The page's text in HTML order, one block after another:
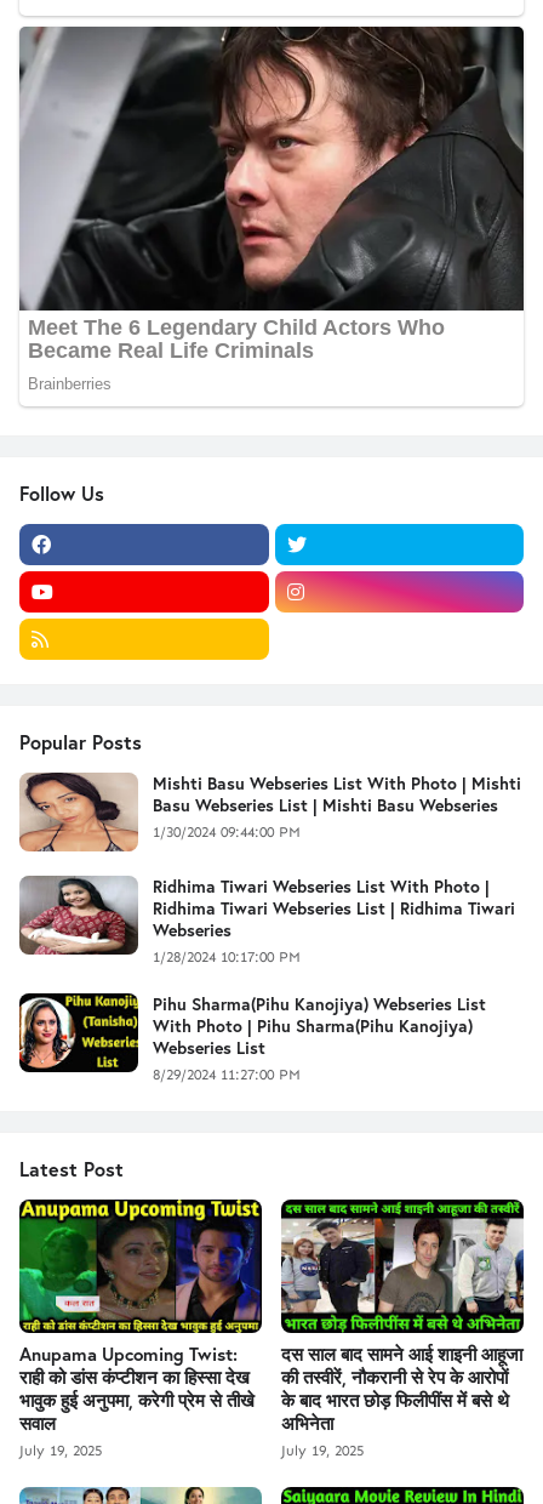
Follow Us
Popular Posts
Mishti Basu Webseries List With Photo | Mishti
Basu Webseries List | Mishti Basu Webseries
1/30/2024 09:44:00 PM
Ridhima Tiwari Webseries List With Photo |
Ridhima Tiwari Webseries List | Ridhima Tiwari
Webseries
1/28/2024 10:17:00 PM
Pihu Sharma(Pihu Kanojiya) Webseries List
With Photo | Pihu Sharma(Pihu Kanojiya)
Webseries List
8/29/2024 11:27:00 PM
Latest Post
Anupama Upcoming Twist:
राही को डांस कंप्टीशन का हिस्सा देख
भावुक हुई अनुपमा, करेगी प्रेम से तीखे
सवाल
July 19, 2025
दस साल बाद सामने आई शाइनी आहूजा
की तस्वीरें, नौकरानी से रेप के आरोपों
के बाद भारत छोड़ फिलीपींस में बसे थे
अभिनेता
July 19, 2025